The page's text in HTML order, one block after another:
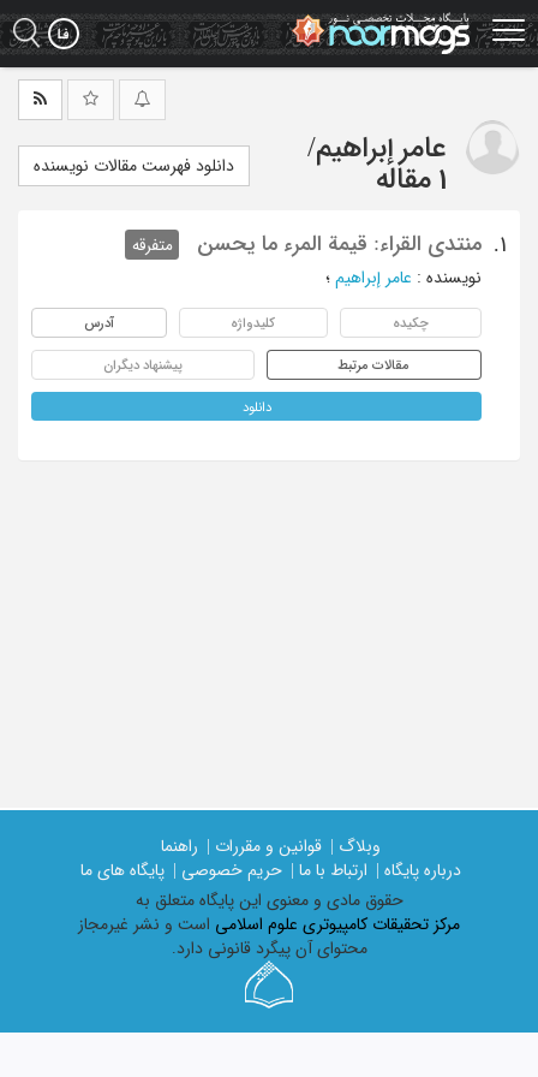
Skip
to
main
عامر إبراهیم/
1 مقاله
دانلود فهرست مقالات نویسنده
1. منتدی القراء: قیمة المرء ما یحسن
متفرقه
نویسنده : عامر إبراهیم ؛
چکیده کلیدواژه آدرس
مقالات مرتبط پیشنهاد دیگران
دانلود
وبلاگ | قوانین و مقررات |
راهنما
درباره پایگاه |
ارتباط با ما | حریم خصوصی |
پایگاه های ما
حقوق مادی و معنوی اين پايگاه متعلق به
مرکز تحقیقات کامپیوتری علوم اسلامی است و نشر غیرمجاز
محتوای آن پیگرد قانونی دارد.